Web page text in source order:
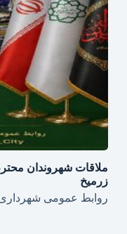
ملاقات شهروندان
زرمیخ
روابط عمومی